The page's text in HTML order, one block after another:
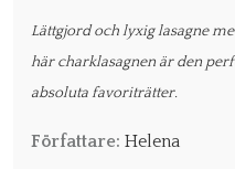
Lättgjord och lyxig lasagne
här charklasagnen är den
absoluta favoriträtter.
Författare: Helena